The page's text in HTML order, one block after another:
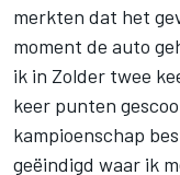
merkten dat het
moment de auto
ik in Zolder twee
keer punten
kampioenschap
geëindigd waar ik